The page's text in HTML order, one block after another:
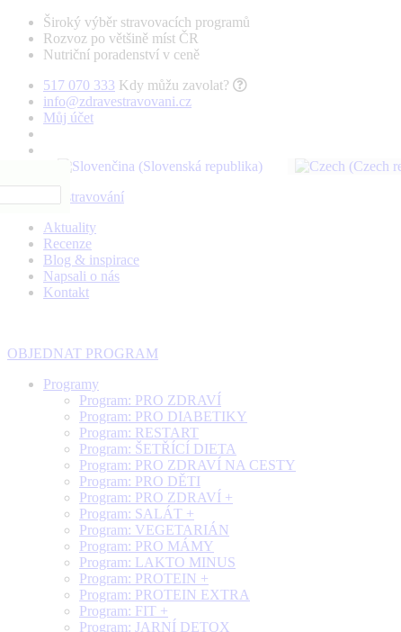
Široký výběr stravovacích programů
Rozvoz po většině míst ČR
Nutriční poradenství v ceně
517 070 333 Kdy můžu zavolat?
info@zdravestravovani.cz
Můj účet
Aktuality
Recenze
Blog & inspirace
Napsali o nás
Kontakt
OBJEDNAT PROGRAM
Programy
Program: PRO ZDRAVÍ
Program: PRO DIABETIKY
Program: RESTART
Program: ŠETŘÍCÍ DIETA
Program: PRO ZDRAVÍ NA CESTY
Program: PRO DĚTI
Program: PRO ZDRAVÍ +
Program: SALÁT +
Program: VEGETARIÁN
Program: PRO MÁMY
Program: LAKTO MINUS
Program: PROTEIN +
Program: PROTEIN EXTRA
Program: FIT +
Program: JARNÍ DETOX